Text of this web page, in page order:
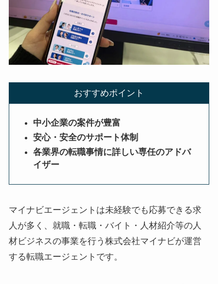
おすすめポイント
中小企業の案件が豊富
安心・安全のサポート体制
各業界の転職事情に詳しい専任のアドバ
イザー
マイナビエージェント は未経験でも応募できる求
人が多く、就職・転職・バイト・人材紹介等の人
材ビジネスの事業を行う株式会社マイナビが運営
する転職エージェントです。